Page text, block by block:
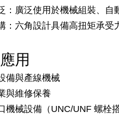
：廣泛使用於機械組裝、自
：六角設計具備高扭矩承受
用
備與產線機械
與維修保養
機械設備（UNC/UNF 螺栓搭